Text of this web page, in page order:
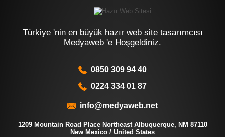
Türkiye 'nin en büyük hazır web site tasarımcısı
Medyaweb 'e Hoşgeldiniz.
0850 309 94 40
0224 334 01 87
info@medyaweb.net
1209 Mountain Road Place Northeast Albuquerque, NM 87110
New Mexico / United States